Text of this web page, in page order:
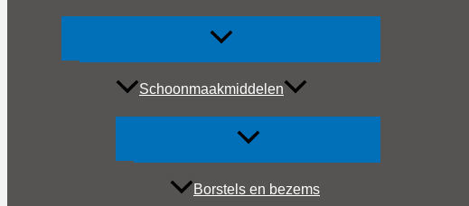
Schoonmaakmiddelen
Borstels en bezems